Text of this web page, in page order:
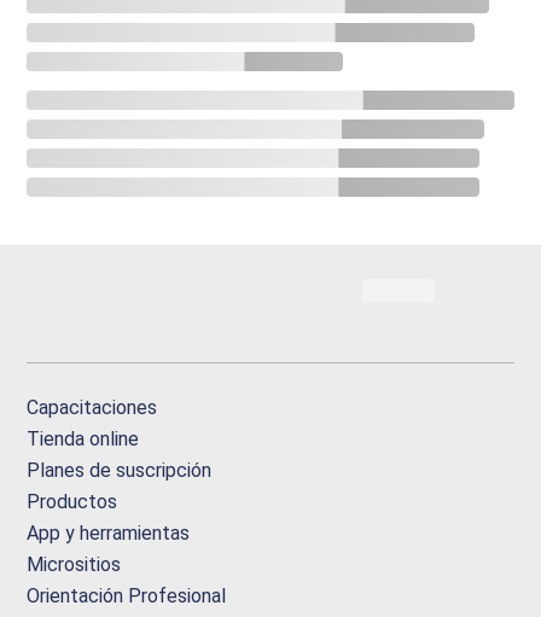
Capacitaciones
Tienda online
Planes de suscripción
Productos
App y herramientas
Micrositios
Orientación Profesional